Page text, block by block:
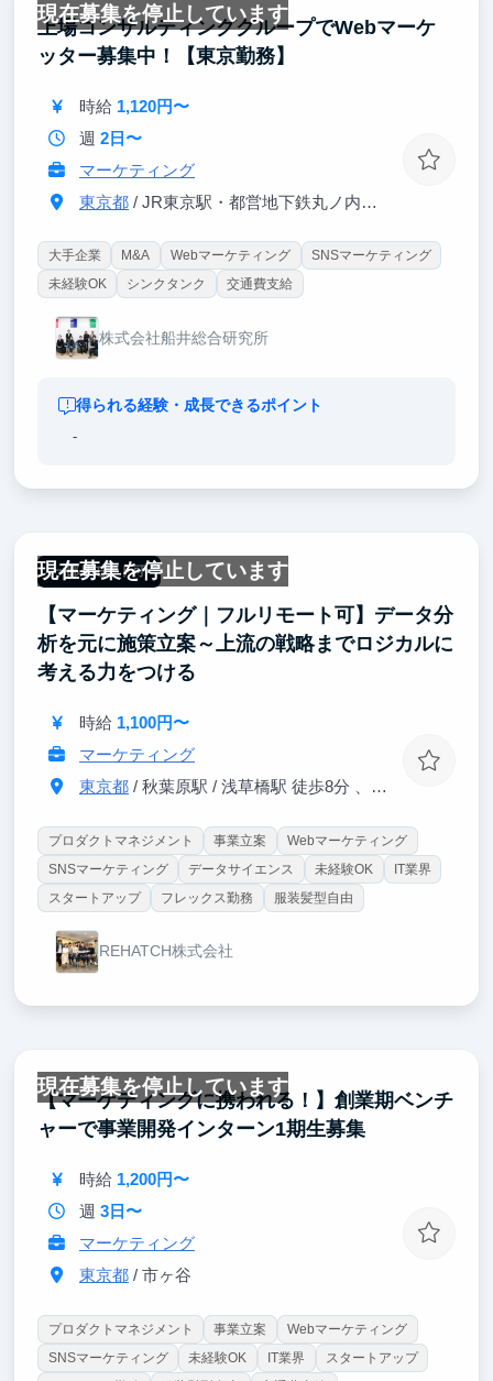
現在募集を停止しています
上場コンサルティンググループでWebマーケ
ッター募集中！【東京勤務】
時給 1,120円〜
週 2日〜
マーケティング
東京都/ JR東京駅・都営地下鉄丸ノ内線大手町駅
大手企業 M&A Webマーケティング
SNSマーケティング
未経験OK
シンクタンク 交通費支給
株式会社船井総合研究所
得られる経験・成長できるポイント
-
現在募集を停止しています
一部リモート可
【マーケティング｜フルリモート可】データ分
析を元に施策立案～上流の戦略までロジカルに
考える力をつける
時給 1,100円〜
マーケティング
東京都/ 秋葉原駅 / 浅草橋駅 徒歩8分 、馬喰町駅 徒歩4分
プロダクトマネジメント 事業立案
Webマーケティング
SNSマーケティング
データサイエンス 未経験OK
IT業界
スタートアップ
フレックス勤務 服装髪型自由
REHATCH株式会社
現在募集を停止しています
【マーケティングに携われる！】創業期ベンチ
ャーで事業開発インターン1期生募集
時給 1,200円〜
週 3日〜
マーケティング
東京都/ 市ヶ谷
プロダクトマネジメント 事業立案
Webマーケティング
SNSマーケティング
未経験OK IT業界
スタートアップ